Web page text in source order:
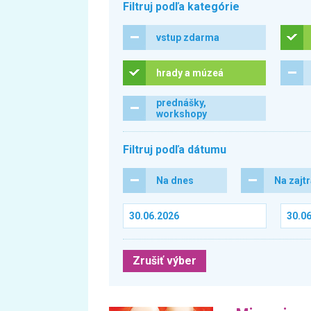
Filtruj podľa kategórie
vstup zdarma
hrady a múzeá
prednášky,
workshopy
Filtruj podľa dátumu
Na dnes Na
Zrušiť výber